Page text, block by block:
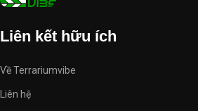
Liên kết hữu ích
Về Terrariumvibe
Liên hệ